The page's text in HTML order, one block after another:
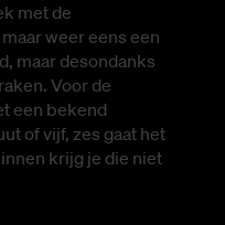
met de
weer eens een
maar desondanks
Voor de
een bekend
of vijf, zes gaat het
krijg je die niet